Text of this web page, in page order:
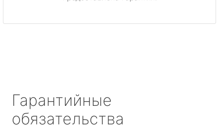
Гарантийные
обязательства